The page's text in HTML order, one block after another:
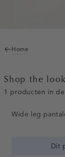
Home
Shop the look
1 producten in
Wide leg
Dit